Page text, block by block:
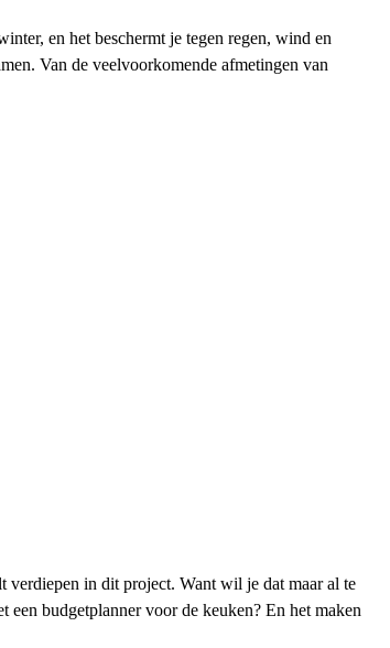
en het beschermt je tegen regen, wind en
Van de veelvoorkomende afmetingen van
in dit project. Want wil je dat maar al te
een budgetplanner voor de keuken? En het maken